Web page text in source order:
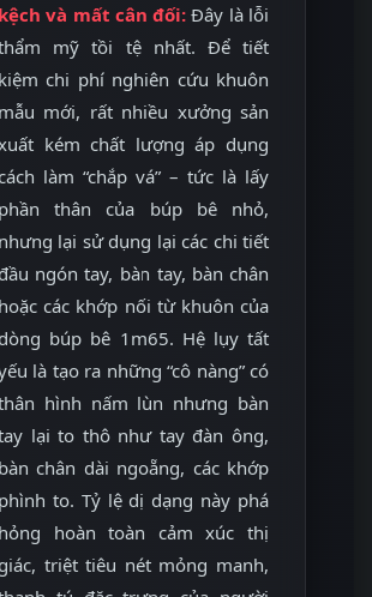
kệch và mất cân đối: Đây là lỗi
mỹ tồi tệ nhất. Để tiết
kiệm chi phí nghiên cứu khuôn
mẫu mới, rất nhiều xưởng sản
kém chất lượng áp dụng
làm “chắp vá” – tức là lấy
phần thân của búp bê nhỏ,
nhưng lại sử dụng lại các chi tiết
ngón tay, bàn tay, bàn chân
hoặc các khớp nối từ khuôn của
dòng búp bê 1m65. Hệ lụy tất
là tạo ra những “cô nàng” có
hình nấm lùn nhưng bàn
lại to thô như tay đàn ông,
bàn chân dài ngoẵng, các khớp
phình to. Tỷ lệ dị dạng này phá
hỏng hoàn toàn cảm xúc thị
giác, triệt tiêu nét mỏng manh,